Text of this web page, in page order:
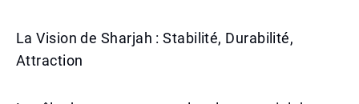
La Vision de Sharjah : Stabilité, Durabilité,
Attraction